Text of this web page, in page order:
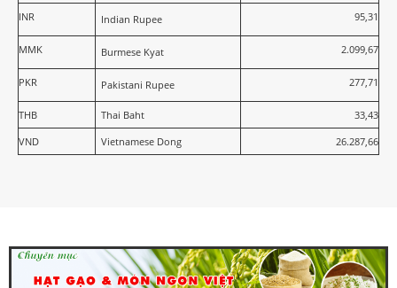
INR Indian Rupee 95,31
MMK Burmese Kyat 2.099,67
PKR Pakistani Rupee 277,71
THB Thai Baht
33,43
VND
Vietnamese Dong 26.287,66